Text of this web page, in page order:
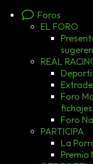
Foros
EL FORO
REAL
Foro
Foro
PARTICIPA
La
Premio